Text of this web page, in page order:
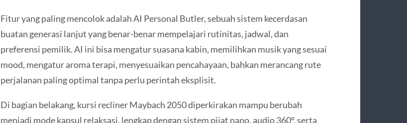
Fitur yang paling mencolok adalah AI Personal Butler, sebuah sistem kecerdasan
buatan generasi lanjut yang benar-benar mempelajari rutinitas, jadwal, dan
preferensi pemilik. AI ini bisa mengatur suasana kabin, memilihkan musik yang sesuai
mood, mengatur aroma terapi, menyesuaikan pencahayaan, bahkan merancang rute
perjalanan paling optimal tanpa perlu perintah eksplisit.
Di bagian belakang, kursi recliner Maybach 2050 diperkirakan mampu berubah
menjadi mode kapsul relaksasi, lengkap dengan sistem pijat nano, audio 360°, serta